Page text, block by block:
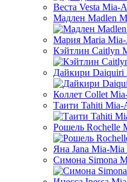
Веста Vesta Mia-
Мадлен Madlen
Мария Maria
Кэйтлин Caitlyn
Дайкири
Коллет Collet
Таити Tahiti
Рошель Rochelle
Яна Jana Mia-Mia
Симона Simona